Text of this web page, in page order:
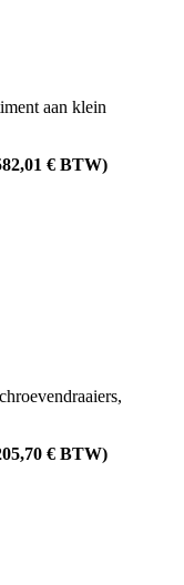
aan klein
€ BTW)
€ BTW)